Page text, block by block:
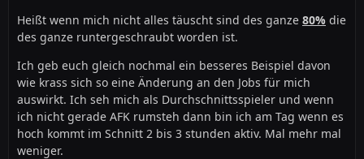
Heißt wenn mich nicht alles täuscht sind des ganze 80% die
des ganze runtergeschraubt worden ist.
Ich geb euch gleich nochmal ein besseres Beispiel davon
wie krass sich so eine Änderung an den Jobs für mich
auswirkt. Ich seh mich als Durchschnittsspieler und wenn
ich nicht gerade AFK rumsteh dann bin ich am Tag wenn es
hoch kommt im Schnitt 2 bis 3 stunden aktiv. Mal mehr mal
weniger.